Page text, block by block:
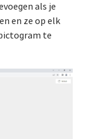
als je
en ze op elk
te